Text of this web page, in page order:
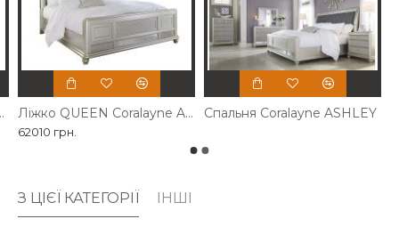
Ashley Ліжко QUEEN Coralayne Ashley
62010 грн.
Спальня Coralayne ASHLEY
З ЦІЄЇ КАТЕГОРІЇ ІНШІ